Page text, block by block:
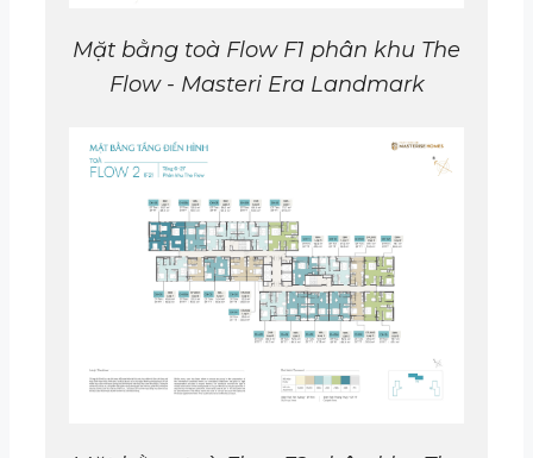
Mặt bằng toà Flow F1 phân khu The
Flow - Masteri Era Landmark